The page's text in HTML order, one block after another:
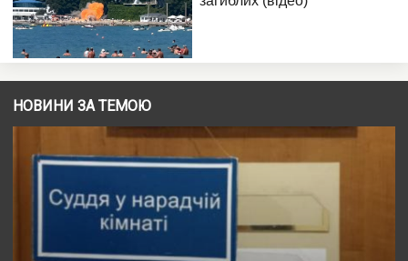
НОВИНИ ЗА ТЕМОЮ